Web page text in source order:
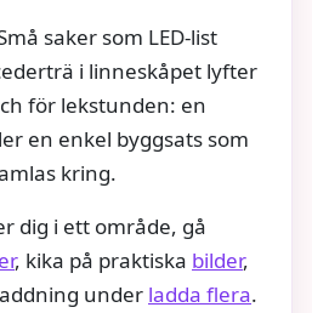
saker som LED-list
i linneskåpet lyfter
för lekstunden: en
en enkel byggsats som
kring.
dig i ett område, gå
, kika på praktiska bilder,
under ladda flera.